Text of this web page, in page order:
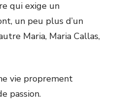
qui exige un
un peu plus d’un
Maria, Maria Callas,
vie proprement
passion.